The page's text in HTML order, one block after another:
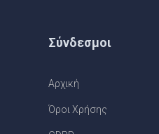
Σύνδεσμοι
Αρχική
Όροι Χρήσης